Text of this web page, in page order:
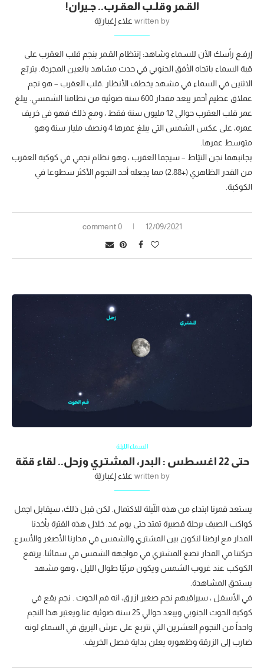
القـمر وقلـب العقـرب.. جـيران!
written by علاء إغباريّة
إرفـع رأسك الآن للسـماء وشاهد: إنتظام القـمر بنجم قلب العقرب على
قبة السماء باتجاه الأفق الجنوبي في حدث مشاهد بالعين المجردة. يتربّع
الاثنين في السماء في مشهد يخطف الأنظار .قلب العقرب – هو نجم
عملاق عظيم أحمر يبعد مقدار 600 سنة ضوئية من نظامنا الشمسي. يبلغ
عمر قلب العقرب حوالي 12 مليون سنة فقط ، ومع ذلك فهو في خريف
عمره، على عكس الشمس التي يبلغ عمرها 4 ونصف مليار سنة وهو
متوسط عمرها.
بجانبهما نجن النيّاط – سيجما العقرب ، وهو نظام نجمي في كوكبة العقرب
من القدر الظاهري (+2.88) مما يجعله أحد النجوم الأكثر سطوعا في
الكوكبة.
12/09/2021
0 comment
السماء الليلة
حتى 22 اغسطس : البدر، المشتـري وزحل.. لقاء قمّة
written by علاء إغباريّة
يستعد قمرنا ابتداء من هذه اللّيلة للاكتمال. لكن قبل ذلك، سيقابل اجمل
كواكب الصيف برحلة قصيرة تمتد حتى يوم غد. خلال هذه الفترة يأخدنا
المدار مع ارضنا لنكون بين المشتري والشمس في مدارنا الأصغر والأسرع.
حركتنا في المدار تضع المشتري في مواجهة الشمس في سمائنا. يرتفع
الكوكب عند غروب الشمس ويكون مرئيًا طوال الليل ، وهو مشهد
يستحق المشاهدة.
في الأسفل ، سيراقبهم نجم صغير ازرق، انه فم الحوت . نجم يقع في
كوكبة الحوت الجنوبي ويبعد حوالي 25 سنة ضوئية عنا.ويعتبر هذا النجم
واحداً من النجوم العشرين التي تتربع على عرش البريق في السماء لونه
ضارب إلى الزرقة وظهوره يعلن بداية فصل الخريف.